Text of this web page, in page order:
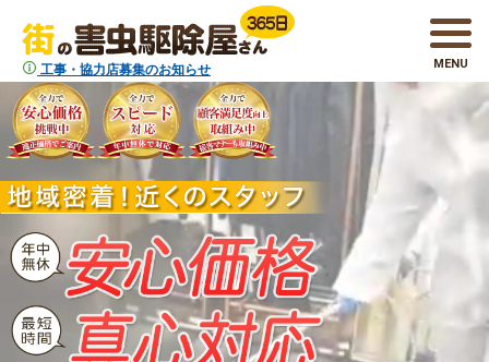
工事・協力店募集のお知らせ MENU